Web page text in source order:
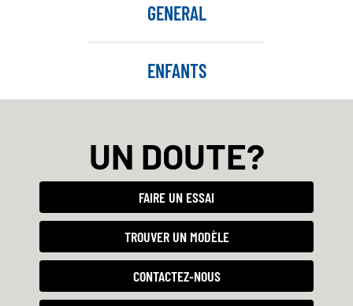
GENERAL
ENFANTS
UN DOUTE?
FAIRE UN ESSAI
TROUVER UN MODÈLE
CONTACTEZ-NOUS